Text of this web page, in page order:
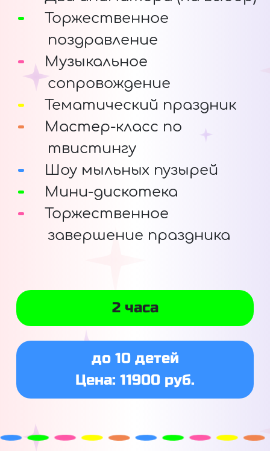
Торжественное
поздравление
Музыкальное
сопровождение
Тематический праздник
Мастер-класс по
твистингу
Шоу мыльных пузырей
Мини-дискотека
Торжественное
завершение праздника
2 часа
до 10 детей
Цена: 11900 руб.